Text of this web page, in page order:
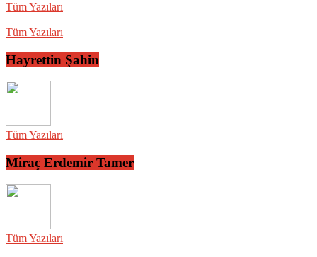
Tüm Yazıları
Tüm Yazıları
Hayrettin Şahin
Tüm Yazıları
Miraç Erdemir Tamer
Tüm Yazıları